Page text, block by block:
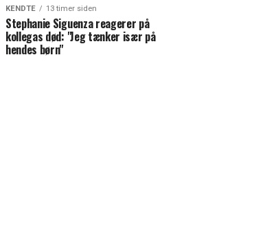
KENDTE 13 timer siden
Stephanie Siguenza reagerer på
kollegas død: "Jeg tænker især på
hendes børn"